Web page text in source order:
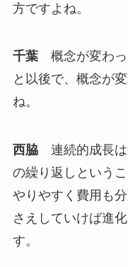
方ですよね。
千葉概念が変わっ
と以後で、概念が
ね。
西脇連続的成長は
の繰り返しという
やりやすく費用も
さえしていけば進
す。